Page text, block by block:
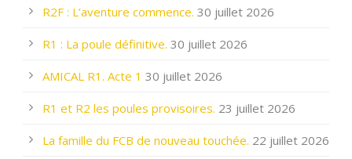
R2F : L’aventure commence. 30 juillet 2026
R1 : La poule définitive. 30 juillet 2026
AMICAL R1. Acte 1 30 juillet 2026
R1 et R2 les poules provisoires. 23 juillet 2026
La famille du FCB de nouveau touchée. 22 juillet 2026